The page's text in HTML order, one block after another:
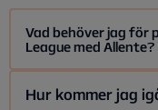
Vad behöver jag för
League med Allente?
Om du vill se alla
Hur kommer jag